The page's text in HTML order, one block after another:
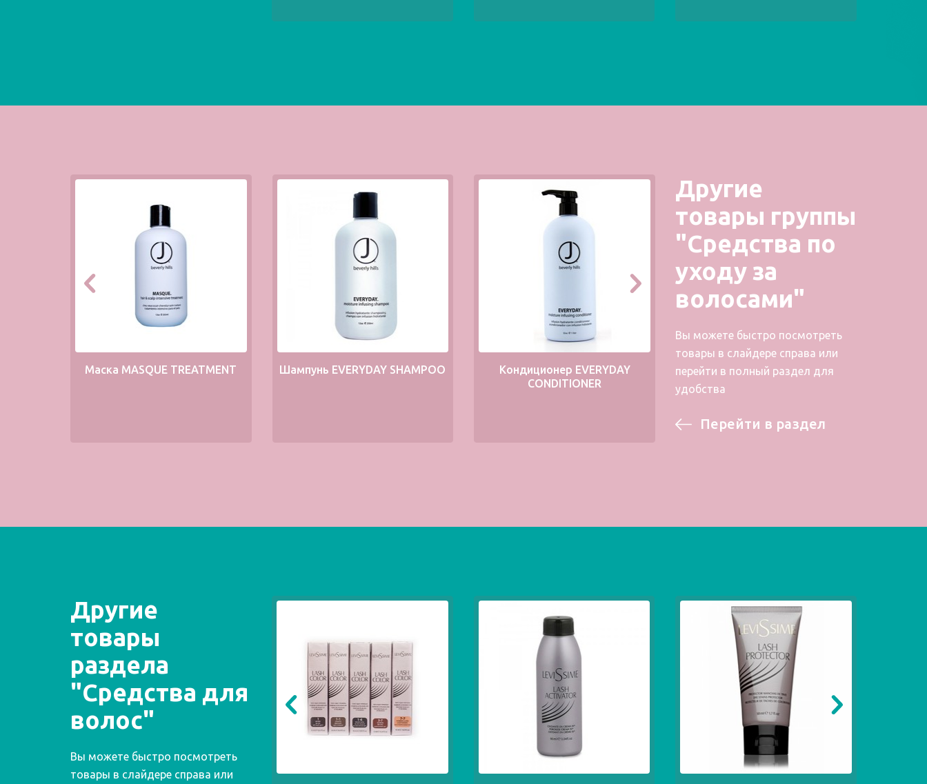
Другие
товары группы
"Средства по
уходу за
волосами"
Вы можете быстро посмотреть
товары в слайдере справа или
перейти в полный раздел для
удобства
Перейти в раздел
Маска MASQUE TREATMENT Шампунь EVERYDAY SHAMPOO
Кондиционер EVERYDAY
CONDITIONER
Шампунь FRAGILE SHAMPOO
Другие
товары
раздела
"Средства для
волос"
Вы можете быстро посмотреть
товары в слайдере справа или